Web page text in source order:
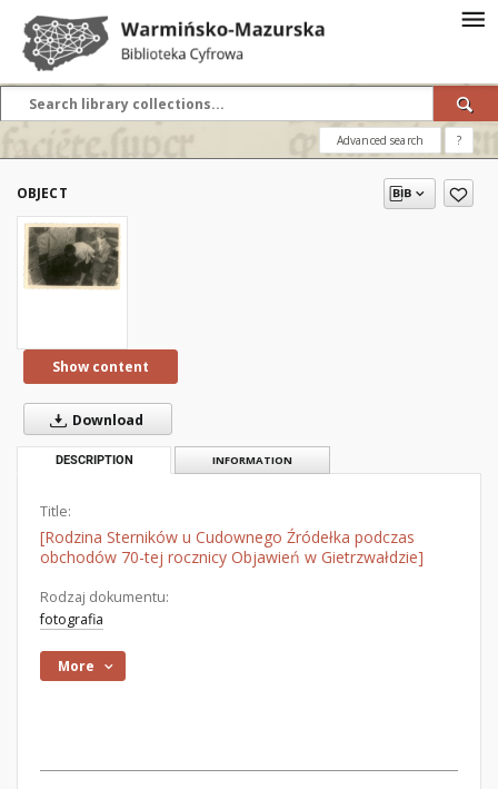
Advanced search ?
OBJECT
Show content
Download
DESCRIPTION INFORMATION
Title:
[Rodzina Sterników u Cudownego Źródełka podczas
obchodów 70-tej rocznicy Objawień w Gietrzwałdzie]
Rodzaj dokumentu:
fotografia
More